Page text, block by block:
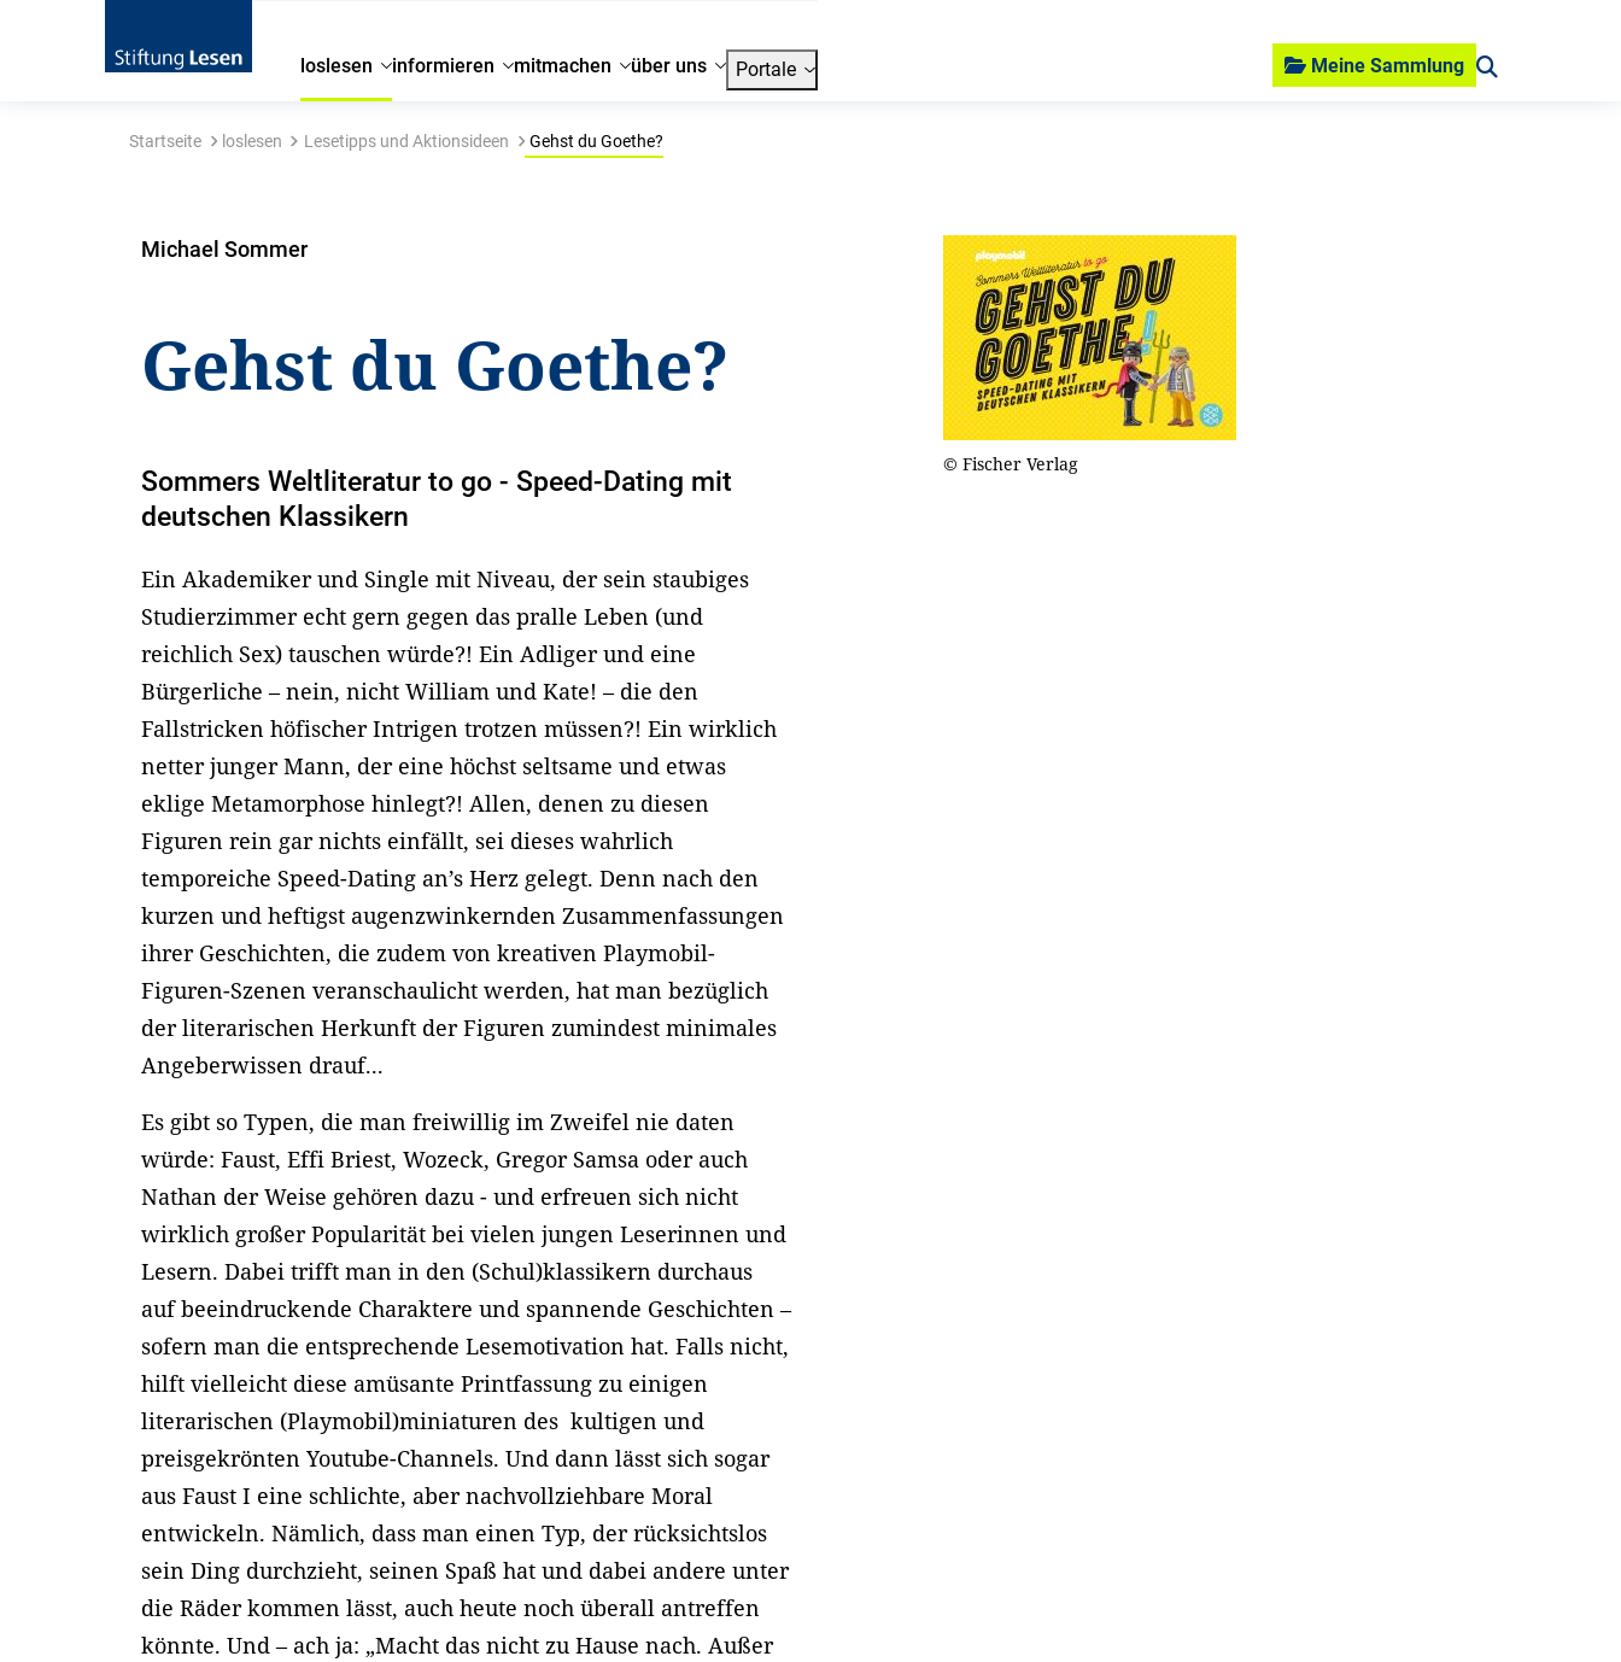
loslesen informieren mitmachen über uns Portale Meine Sammlung
Startseite loslesen Lesetipps und Aktionsideen Gehst du Goethe?
Michael Sommer
Gehst du Goethe?
Sommers Weltliteratur to go - Speed-Dating mit
deutschen Klassikern
Ein Akademiker und Single mit Niveau, der sein staubiges
Studierzimmer echt gern gegen das pralle Leben (und
reichlich Sex) tauschen würde?! Ein Adliger und eine
Bürgerliche – nein, nicht William und Kate! – die den
Fallstricken höfischer Intrigen trotzen müssen?! Ein wirklich
netter junger Mann, der eine höchst seltsame und etwas
eklige Metamorphose hinlegt?! Allen, denen zu diesen
Figuren rein gar nichts einfällt, sei dieses wahrlich
temporeiche Speed-Dating an’s Herz gelegt. Denn nach den
kurzen und heftigst augenzwinkernden Zusammenfassungen
ihrer Geschichten, die zudem von kreativen Playmobil-
Figuren-Szenen veranschaulicht werden, hat man bezüglich
der literarischen Herkunft der Figuren zumindest minimales
Angeberwissen drauf...
Es gibt so Typen, die man freiwillig im Zweifel nie daten
würde: Faust, Effi Briest, Wozeck, Gregor Samsa oder auch
Nathan der Weise gehören dazu - und erfreuen sich nicht
wirklich großer Popularität bei vielen jungen Leserinnen und
Lesern. Dabei trifft man in den (Schul)klassikern durchaus
auf beeindruckende Charaktere und spannende Geschichten –
sofern man die entsprechende Lesemotivation hat. Falls nicht,
hilft vielleicht diese amüsante Printfassung zu einigen
literarischen (Playmobil)miniaturen des kultigen und
preisgekrönten Youtube-Channels. Und dann lässt sich sogar
aus Faust I eine schlichte, aber nachvollziehbare Moral
entwickeln. Nämlich, dass man einen Typ, der rücksichtslos
sein Ding durchzieht, seinen Spaß hat und dabei andere unter
die Räder kommen lässt, auch heute noch überall antreffen
könnte. Und – ach ja: „Macht das nicht zu Hause nach. Außer
© Fischer Verlag